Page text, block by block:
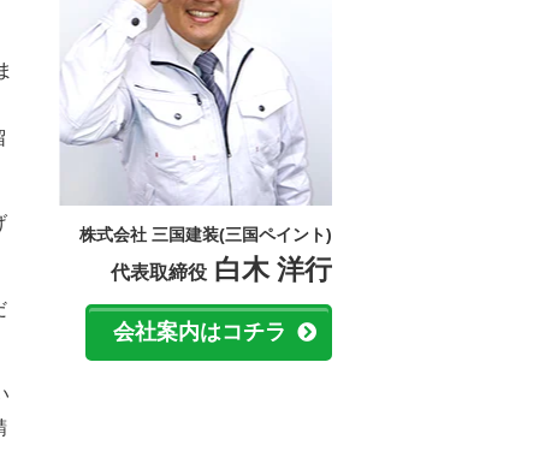
株式会社 三国建装(三国ペイント)
代表取締役 白木 洋行
会社案内はコチラ